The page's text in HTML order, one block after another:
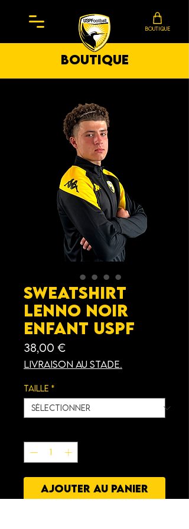
BOUTIQUE
boutique
Sweatshirt
Lenno Noir
Enfant USPF
38,00 €Prix
Livraison au stade.
Taille *
AJOUTER AU PANIER